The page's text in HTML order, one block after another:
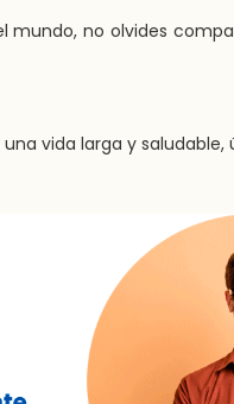
mundo, no olvides
vida larga y saludable,